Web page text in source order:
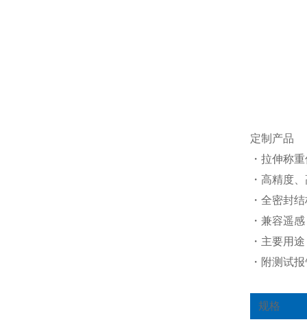
定制产品
・拉伸称
・高精度
・全密封
・兼容遥感
・主要用
・附测试
规格